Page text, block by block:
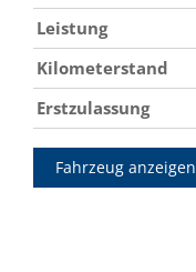
Leistung
Kilometerstand
Erstzulassung
Fahrzeug anzeigen